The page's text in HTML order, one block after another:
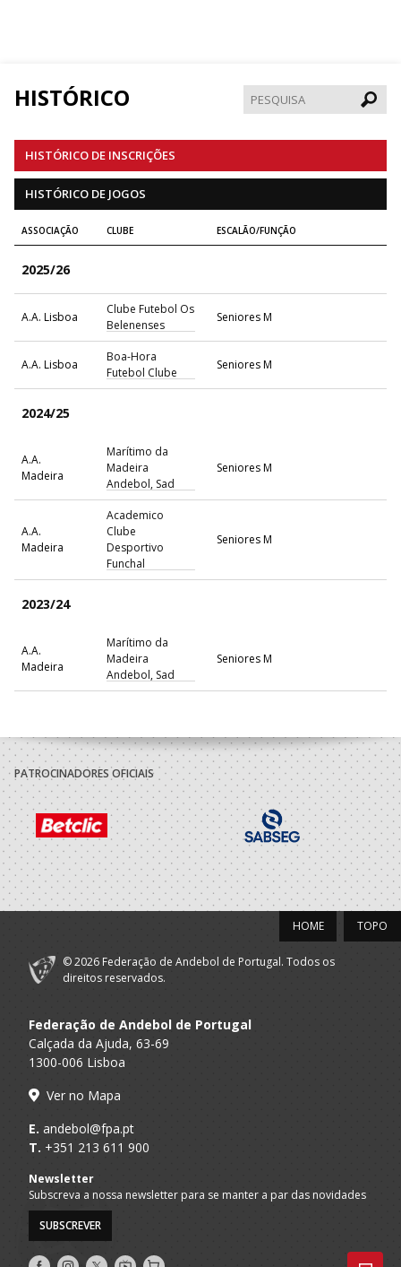
HISTÓRICO
HISTÓRICO DE INSCRIÇÕES
HISTÓRICO DE JOGOS
ASSOCIAÇÃO CLUBE ESCALÃO/FUNÇÃO
2025/26
A.A. Lisboa
Clube Futebol Os
Belenenses
Seniores M
A.A. Lisboa
Boa-Hora
Futebol Clube
Seniores M
2024/25
A.A.
Madeira
Marítimo da
Madeira
Andebol, Sad
Seniores M
A.A.
Madeira
Academico
Clube
Desportivo
Funchal
Seniores M
2023/24
A.A.
Madeira
Marítimo da
Madeira
Andebol, Sad
Seniores M
Madeira
Desportivo
Funchal
2022/23
A.A.
Madeira
Marítimo da
Madeira
Andebol, Sad
Seniores M
A.A.
Academico
Clube
2021/22
A.A.
Madeira
Marítimo da
Madeira
Andebol, Sad
2020/21
A.A.
Clube Sport
Marítimo
2019/20
A.A. Lisboa
Portugal
PATROCINADORES OFICIAIS
TOPO
HOME
© 2026 Federação de Andebol de Portugal. Todos os
direitos reservados.
Federação de Andebol de Portugal
Calçada da Ajuda, 63-69
1300-006 Lisboa
Ver no Mapa
E. andebol@fpa.pt
T. +351 213 611 900
Newsletter
Subscreva a nossa newsletter para se manter a par das novidades
SUBSCREVER